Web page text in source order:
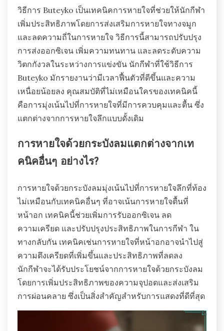
วิธีการ Buteyko เป็นเทคนิคการหายใจที่ช่วยให้นักกีฬา
เพิ่มประสิทธิภาพโดยการส่งเสริมการหายใจทางจมูก
และลดความถี่ในการหายใจ วิธีการนี้สามารถปรับปรุง
การส่งออกซิเจน เพิ่มความทนทาน และลดระดับความ
วิตกกังวลในระหว่างการแข่งขัน นักกีฬาที่ใช้วิธีการ
Buteyko มักรายงานว่ามีเวลาฟื้นตัวที่ดีขึ้นและความ
เหนื่อยน้อยลง คุณสมบัติที่ไม่เหมือนใครของเทคนิคนี้
คือการมุ่งเน้นไปที่การหายใจที่มีการควบคุมและตื้น ซึ่ง
แตกต่างจากการหายใจลึกแบบดั้งเดิม
การหายใจด้วยกระบังลมแตกต่างจากเท
คนิคอื่นๆ อย่างไร?
การหายใจด้วยกระบังลมมุ่งเน้นไปที่การหายใจลึกที่ท้อง
ไม่เหมือนกับเทคนิคอื่นๆ ที่อาจเน้นการหายใจตื้นที่
หน้าอก เทคนิคนี้ช่วยเพิ่มการรับออกซิเจน ลด
ความเครียด และปรับปรุงประสิทธิภาพในการกีฬา ใน
ทางกลับกัน เทคนิคเช่นการหายใจที่หน้าอกอาจนำไปสู่
ความตึงเครียดที่เพิ่มขึ้นและประสิทธิภาพที่ลดลง
นักกีฬาจะได้รับประโยชน์จากการหายใจด้วยกระบังลม
โดยการเพิ่มประสิทธิภาพของความจุปอดและส่งเสริม
การผ่อนคลาย ซึ่งเป็นสิ่งสำคัญสำหรับการแสดงที่ดีที่สุด